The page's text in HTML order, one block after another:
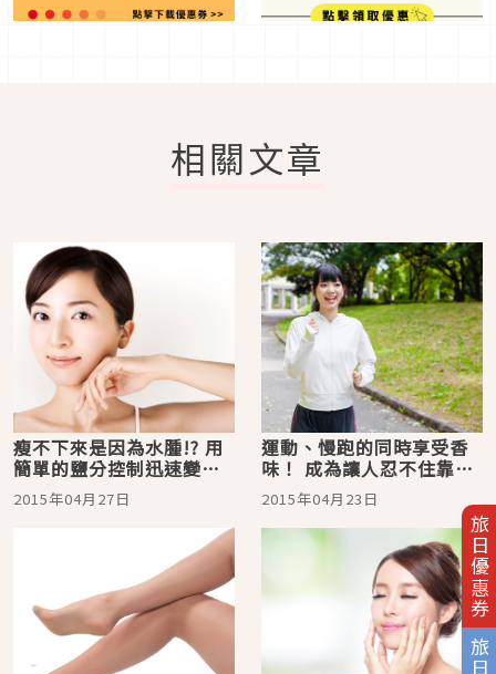
旅日優惠券
相關文章
瘦不下來是因為水腫!? 用
簡單的鹽分控制迅速變小
臉的方法
2015年04月27日
運動、慢跑的同時享受香
味！ 成為讓人忍不住靠近
的香氛美人吧！
2015年04月23日